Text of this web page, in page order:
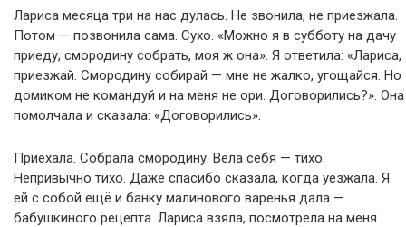
Лариса месяца три на нас дулась. Не звонила, не приезжала.
Потом — позвонила сама. Сухо. «Можно я в субботу на дачу
приеду, смородину собрать, моя ж она». Я ответила: «Лариса,
приезжай. Смородину собирай — мне не жалко, угощайся. Но
домиком не командуй и на меня не ори. Договорились?». Она
помолчала и сказала: «Договорились».
Приехала. Собрала смородину. Вела себя — тихо.
Непривычно тихо. Даже спасибо сказала, когда уезжала. Я
ей с собой ещё и банку малинового варенья дала —
бабушкиного рецепта. Лариса взяла, посмотрела на меня